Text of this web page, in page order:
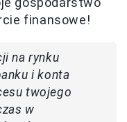
finansowe!
na rynku
i konta
twojego
w